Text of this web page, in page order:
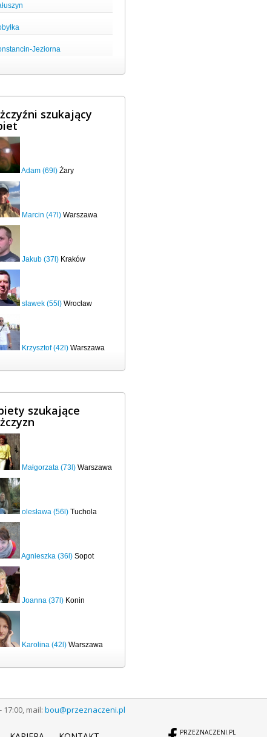
Jeziorna
szukający
Adam (69l) Żary
Marcin (47l) Warszawa
Jakub (37l) Kraków
slawek (55l) Wrocław
Krzysztof (42l) Warszawa
szukające
Małgorzata (73l) Warszawa
olesława (56l) Tuchola
Agnieszka (36l) Sopot
Joanna (37l) Konin
Karolina (42l) Warszawa
mail: bou@przeznaczeni.pl
PRZEZNACZENI.PL